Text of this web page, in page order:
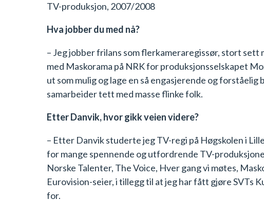
TV-produksjon, 2007/2008
Hva jobber du med nå?
– Jeg jobber frilans som flerkameraregissør, stort
med Maskorama på NRK for produksjonsselskapet
ut som mulig og lage en så engasjerende og
samarbeider tett med masse flinke folk.
Etter Danvik, hvor gikk veien videre?
– Etter Danvik studerte jeg TV-regi på Høgskolen i
for mange spennende og utfordrende TV-
Norske Talenter, The Voice, Hver gang vi møtes,
Eurovision-seier, i tillegg til at jeg har fått gjøre SVTs
for.